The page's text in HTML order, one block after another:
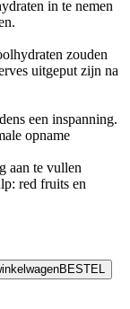
in te nemen
zouden
uitgeput zijn na
een inspanning.
opname
aan te vullen
red fruits en
BESTEL